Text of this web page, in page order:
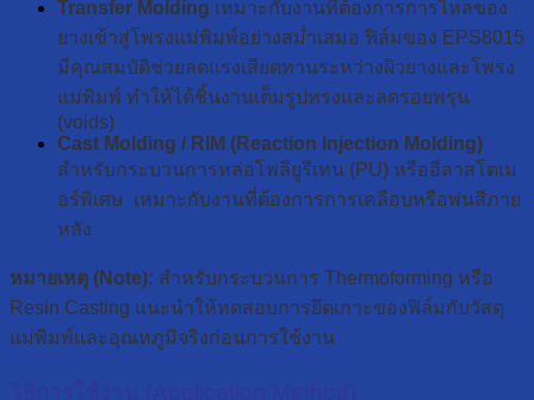
Transfer Molding เหมาะกับงานที่ต้องการการไหลของ
ยางเข้าสู่โพรงแม่พิมพ์อย่างสม่ำเสมอ ฟิล์มของ EPS8015
มีคุณสมบัติช่วยลดแรงเสียดทานระหว่างผิวยางและโพรง
แม่พิมพ์ ทำให้ได้ชิ้นงานเต็มรูปทรงและลดรอยพรุน
(voids)
Cast Molding / RIM (Reaction Injection Molding)
สำหรับกระบวนการหล่อโพลียูรีเทน (PU) หรืออีลาสโตเม
อร์พิเศษ เหมาะกับงานที่ต้องการการเคลือบหรือพ่นสีภาย
หลัง
หมายเหตุ (Note): สำหรับกระบวนการ Thermoforming หรือ
Resin Casting แนะนำให้ทดสอบการยึดเกาะของฟิล์มกับวัสดุ
แม่พิมพ์และอุณหภูมิจริงก่อนการใช้งาน